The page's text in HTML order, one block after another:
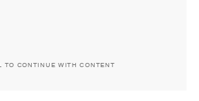
TO CONTINUE WITH CONTENT